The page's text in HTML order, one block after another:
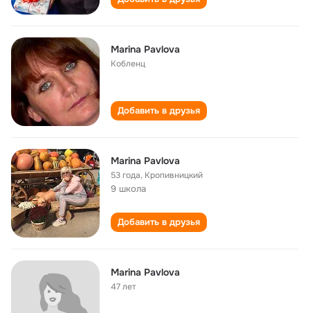
Marina Pavlova
Кобленц
Добавить в друзья
Marina Pavlova
53 года, Кропивницкий
9 школа
Добавить в друзья
Marina Pavlova
47 лет